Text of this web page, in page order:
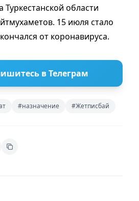
Туркестанской области
15 июля стало
от коронавируса.
в Телеграм
#назначение #Жетписбай